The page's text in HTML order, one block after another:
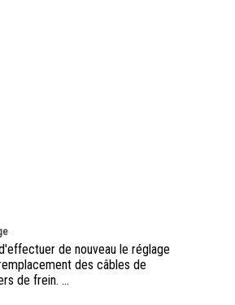
de nouveau le réglage
des câbles de
de frein. ...